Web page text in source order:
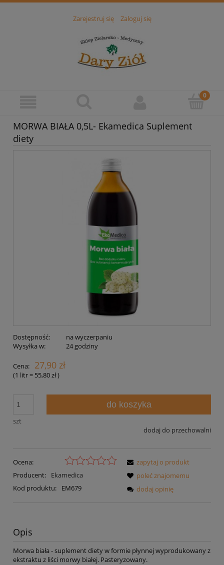
Zarejestruj się Zaloguj się
MORWA BIAŁA 0,5L- Ekamedica Suplement
diety
Dostępność:
na wyczerpaniu
Wysyłka w:
24 godziny
Cena: 27,90 zł
(1 litr= 55,80 zł)
szt
do koszyka
dodaj do przechowalni
Ocena:
Producent:
Ekamedica
Kod produktu:
EM679
zapytaj o produkt
poleć znajomemu
dodaj opinię
Opis
Morwa biała - suplement diety w formie płynnej wyprodukowany z
ekstraktu z liści morwy białej. Pasteryzowany.